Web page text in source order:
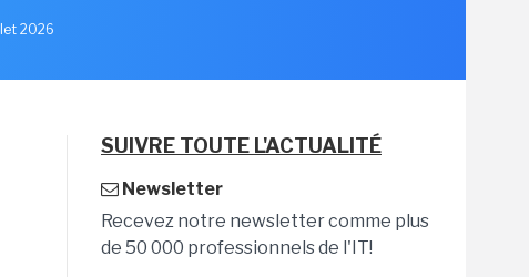
2026
SUIVRE TOUTE L'ACTUALITÉ
Newsletter
Recevez notre newsletter comme plus
de 50 000 professionnels de l'IT!